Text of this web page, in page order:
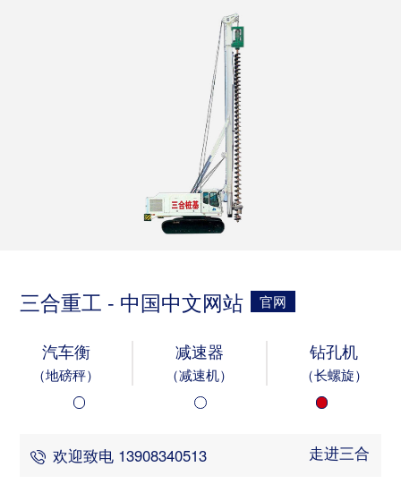
三合重工 - 中国中文网站 官网
汽车衡
（地磅秤）
减速器
（减速机）
钻孔机
（长螺旋）
欢迎致电 13908340513 走进三合